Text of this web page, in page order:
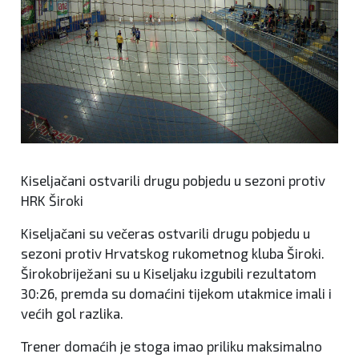
Kiseljačani ostvarili drugu pobjedu u sezoni protiv
HRK Široki
Kiseljačani su večeras ostvarili drugu pobjedu u
sezoni protiv Hrvatskog rukometnog kluba Široki.
Širokobriježani su u Kiseljaku izgubili rezultatom
30:26, premda su domaćini tijekom utakmice imali i
većih gol razlika.
Trener domaćih je stoga imao priliku maksimalno